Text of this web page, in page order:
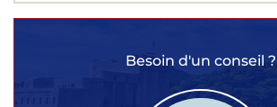
Besoin d'un conseil ?